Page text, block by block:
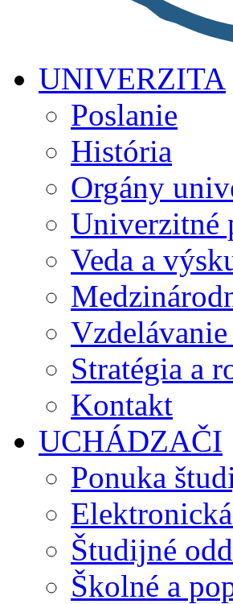
UNIVERZITA
Poslanie
História
Orgány
Univerzitné
Veda a
Stratégia a
Kontakt
UCHÁDZAČI
Ponuka
Študijné
Školné a